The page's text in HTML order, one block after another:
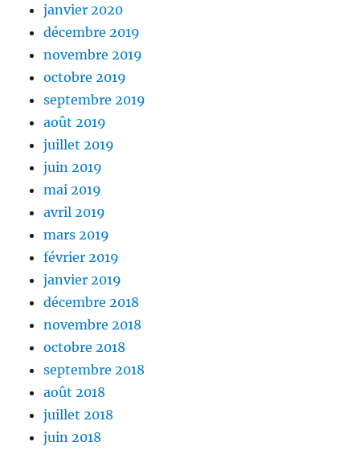
janvier 2020
décembre 2019
novembre 2019
octobre 2019
septembre 2019
août 2019
juillet 2019
juin 2019
mai 2019
avril 2019
mars 2019
février 2019
janvier 2019
décembre 2018
novembre 2018
octobre 2018
septembre 2018
août 2018
juillet 2018
juin 2018